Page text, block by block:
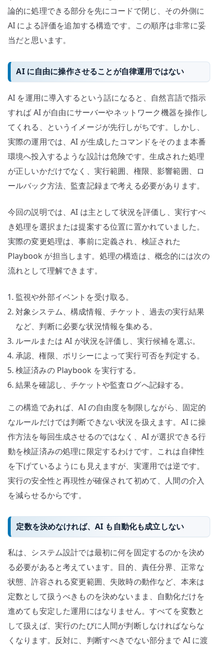
論的に処理できる部分を先にコードで閉じ、その外側に
AI による評価を追加する構造です。この順序は非常に妥
当だと思います。
AI に自由に操作させることが自律運用ではない
AI を運用に導入するという話になると、自然言語で指示
すれば AI が自由にサーバーやネットワーク機器を操作し
てくれる、というイメージが先行しがちです。しかし、
実際の運用では、AI が生成したコマンドをそのまま本番
環境へ投入するような設計は危険です。生成された処理
が正しいかだけでなく、実行範囲、権限、影響範囲、ロ
ールバック方法、監査記録まで考える必要があります。
今回の説明では、AI は主として状況を評価し、実行すべ
き処理を選択または提案する位置に置かれていました。
実際の変更処理は、事前に定義され、検証された
Playbook が担当します。処理の構造は、概念的には次の
流れとして理解できます。
監視や外部イベントを受け取る。
対象システム、構成情報、チケット、過去の実行結果
など、判断に必要な状況情報を集める。
ルールまたは AI が状況を評価し、実行候補を選ぶ。
承認、権限、ポリシーによって実行可否を判定する。
検証済みの Playbook を実行する。
結果を確認し、チケットや監査ログへ記録する。
この構造であれば、AI の自由度を制限しながら、固定的
なルールだけでは判断できない状況を扱えます。AI に操
作方法を毎回生成させるのではなく、AI が選択できる行
動を検証済みの処理に限定するわけです。これは自律性
を下げているようにも見えますが、実運用では逆です。
実行の安全性と再現性が確保されて初めて、人間の介入
を減らせるからです。
定数を決めなければ、AI も自動化も成立しない
私は、システム設計では最初に何を固定するのかを決め
る必要があると考えています。目的、責任分界、正常な
状態、許容される変更範囲、失敗時の動作など、本来は
定数として扱うべきものを決めないまま、自動化だけを
進めても安定した運用にはなりません。すべてを変数と
して扱えば、実行のたびに人間が判断しなければならな
くなります。反対に、判断すべきでない部分まで AI に渡